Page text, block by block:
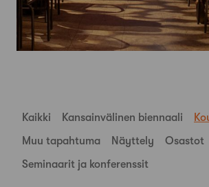
Kaikki Kansainvälinen biennaali
Muu tapahtuma
Näyttely
Osastot
Seminaarit ja konferenssit